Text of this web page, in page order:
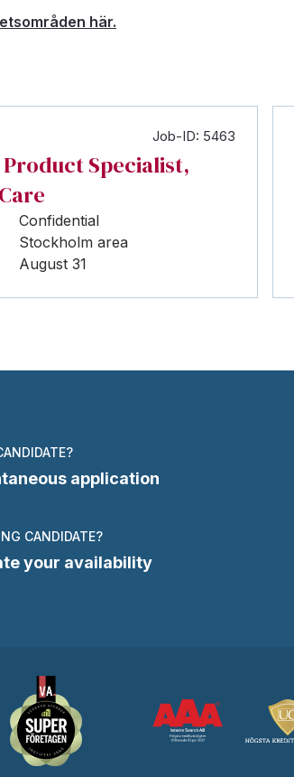
här.
Job-ID: 5463
Specialist,
Confidential
Stockholm area
August 31
application
CANDIDATE?
your availability